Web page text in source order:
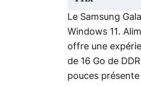
Le Samsung
Windows 11.
offre une
de 16 Go de
pouces